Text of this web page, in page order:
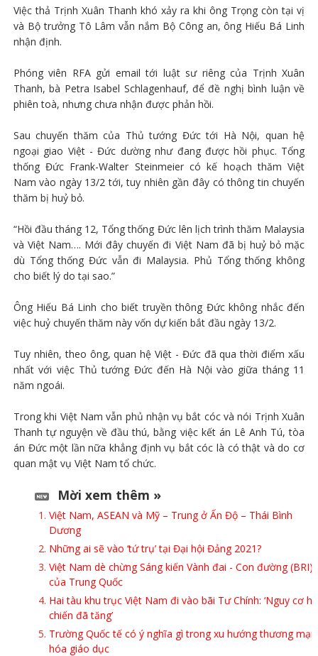
Việc thả Trịnh Xuân Thanh khó xảy ra khi ông Trọng còn tại vị
và Bộ trưởng Tô Lâm vẫn nắm Bộ Công an, ông Hiếu Bá Linh
nhận định.
Phóng viên RFA gửi email tới luật sư riêng của Trịnh Xuân
Thanh, bà Petra Isabel Schlagenhauf, để đề nghị bình luận về
phiên toà, nhưng chưa nhận được phản hồi.
Sau chuyến thăm của Thủ tướng Đức tới Hà Nội, quan hệ
ngoại giao Việt - Đức dường như đang được hồi phục. Tổng
thống Đức Frank-Walter Steinmeier có kế hoạch thăm Việt
Nam vào ngày 13/2 tới, tuy nhiên gần đây có thông tin chuyến
thăm bị huỷ bỏ.
“Hồi đầu tháng 12, Tổng thống Đức lên lịch trình thăm Malaysia
và Việt Nam…. Mới đây chuyến đi Việt Nam đã bị huỷ bỏ mặc
dù Tổng thống Đức vẫn đi Malaysia. Phủ Tổng thống không
cho biết lý do tại sao.”
Ông Hiếu Bá Linh cho biết truyền thông Đức không nhắc đến
việc huỷ chuyến thăm này vốn dự kiến bắt đầu ngày 13/2.
Tuy nhiên, theo ông, quan hệ Việt - Đức đã qua thời điểm xấu
nhất với việc Thủ tướng Đức đến Hà Nội vào giữa tháng 11
năm ngoái.
Trong khi Việt Nam vẫn phủ nhận vụ bắt cóc và nói Trịnh Xuân
Thanh tự nguyện về đầu thú, bằng việc kết án Lê Anh Tú, tòa
án Đức một lần nữa khẳng định vụ bắt cóc là có thật và do cơ
quan mật vụ Việt Nam tổ chức.
Mời xem thêm »
Việt Nam, ASEAN và Mỹ – Trung ở Ấn Độ – Thái Bình
Dương
Những ai sẽ vào ‘tứ trụ’ tại Đại hội Đảng 2021?
Việt Nam dè chừng Sáng kiến Vành đai - Con đường (BRI)
của Trung Quốc
Hai tàu khu trục Việt Nam đi vào bãi Tư Chính: ‘Nguy cơ
chiến đã tăng’
Trường Quốc tế có ý nghĩa gì trong xu hướng thương mại
hóa giáo dục